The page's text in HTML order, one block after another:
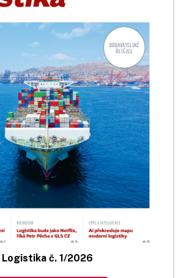
Logistika č. 1/2026